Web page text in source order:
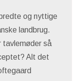
og nyttige
landbrug.
tavlemøder så
Alt det